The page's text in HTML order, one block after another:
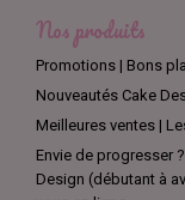
plus bel effet, mais
cerise, le bleu, le rose
Veillez à choisir
Certains cake boards
d'autres vont jusqu'à
Nos produits
Promotions | Bons
Nouveautés Cake
Meilleures ventes |
Envie de progresser
Design (débutant à